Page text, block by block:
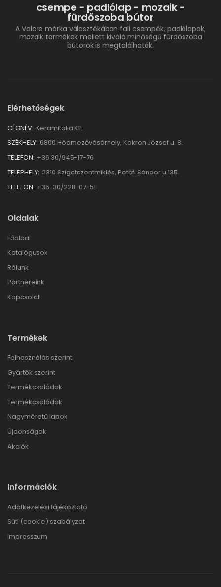
csempe - padlólap - mozaik -
fürdőszoba bútor
A Valore márka választékában fali csempék, padlólapok,
mozaik termékek mellett kiváló minőségű fürdőszoba
bútorok is megtalálhatók.
Elérhetőségek
CÉGNÉV: Keramitalia Kft.
SZÉKHELY: 6800 Hódmezővásárhely, Kokron József u. 8.
TELEFON: +36 30/945-17-76
TELEPHELY: 2310 Szigetszentmiklós, Petőfi Sándor u.135.
TELEFON: +36-30/228-07-51
Oldalak
Főoldal
Katalógusok
Rólunk
Partnereink
Kapcsolat
Termékek
Felhasználás szerint
Gyártók szerint
Termékcsaládok
Termékcsaládok
Nagyméretű lapok
Újdonságok
Akciók
Információk
Adatkezelési tájékoztató
Süti (cookie) szabályzat
Impresszum